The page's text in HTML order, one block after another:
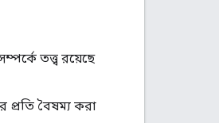
তত্ত্ব রয়েছে
প্রতি বৈষম্য করা